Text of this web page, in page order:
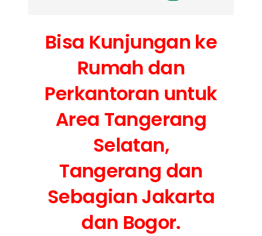
Bisa Kunjungan ke
Rumah dan
Perkantoran untuk
Area Tangerang
Selatan,
Tangerang dan
Sebagian Jakarta
dan Bogor.